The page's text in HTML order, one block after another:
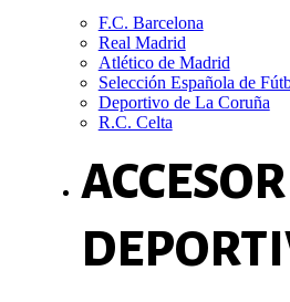
F.C. Barcelona
Real Madrid
Atlético de Madrid
Selección Española de
Deportivo de La Coruña
R.C. Celta